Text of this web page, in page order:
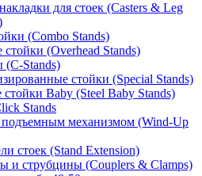
для стоек (Casters & Leg
(Combo Stands)
(Overhead Stands)
(C-Stands)
стойки (Special Stands)
Baby (Steel Baby Stands)
Stands
механизмом (Wind-Up
стоек (Stand Extension)
и струбцины (Couplers & Clamps)